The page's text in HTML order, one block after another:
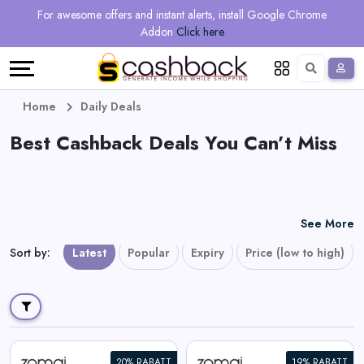
For awesome offers and instant alerts, install Google Chrome
Addon Click here
Regional
Online
Vouchers
Daily
All
Earn
Earn
Earn
Language
Deutsch
Home Daily Deals
Best Cashback Deals You Can’t Miss
See More
Sort by: Latest Popular Expiry Price (low to high)